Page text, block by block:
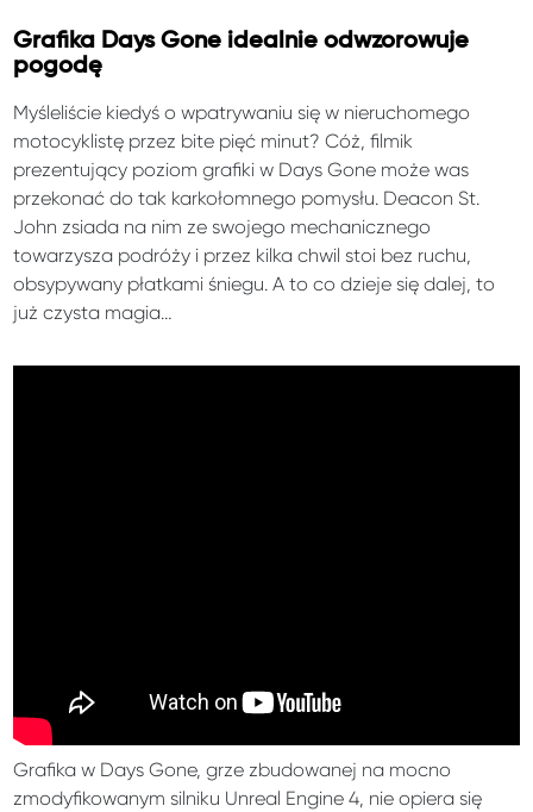
Grafika Days Gone idealnie odwzorowuje
pogodę
Myśleliście kiedyś o wpatrywaniu się w nieruchomego
motocyklistę przez bite pięć minut? Cóż, filmik
prezentujący poziom grafiki w Days Gone może was
przekonać do tak karkołomnego pomysłu. Deacon St.
John zsiada na nim ze swojego mechanicznego
towarzysza podróży i przez kilka chwil stoi bez ruchu,
obsypywany płatkami śniegu. A to co dzieje się dalej, to
już czysta magia…
Grafika w Days Gone, grze zbudowanej na mocno
zmodyfikowanym silniku Unreal Engine 4, nie opiera się